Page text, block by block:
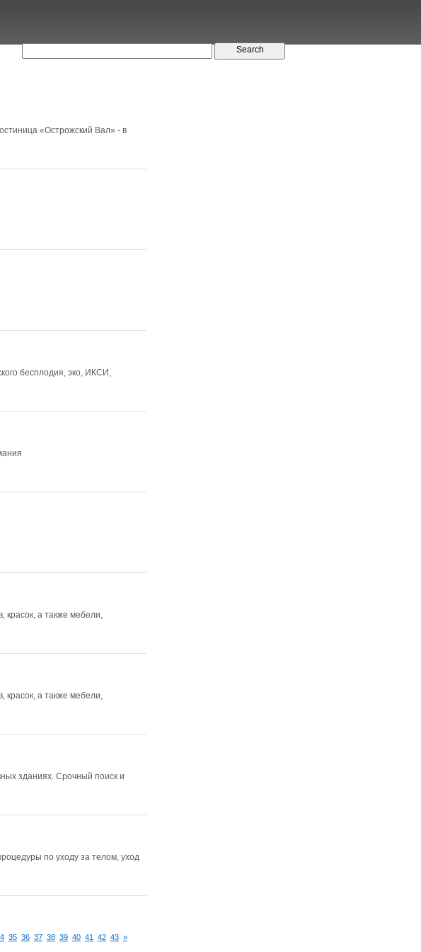
«Острожский Вал» - в
бесплодия, эко, ИКСИ,
красок, а также мебели,
красок, а также мебели,
зданиях. Срочный поиск и
по уходу за телом, уход
35 36 37 38 39 40 41 42 43 »